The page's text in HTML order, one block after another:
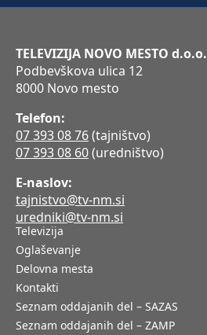
TELEVIZIJA NOVO MESTO d.o.o.
Podbevškova ulica 12
8000 Novo mesto
Telefon:
07 393 08 76(tajništvo)
07 393 08 60(uredništvo)
E-naslov:
tajnistvo@tv-nm.si
uredniki@tv-nm.si
Televizija
Oglaševanje
Delovna mesta
Kontakti
Seznam oddajanih del – SAZAS
Seznam oddajanih del – ZAMP